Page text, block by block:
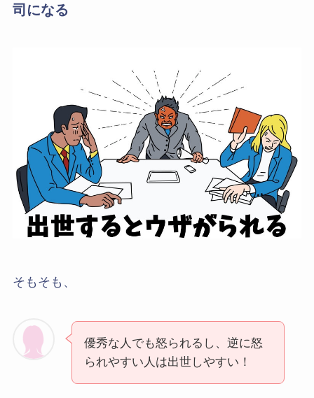
司になる
そもそも、
優秀な人でも怒られるし、逆に怒
られやすい人は出世しやすい！